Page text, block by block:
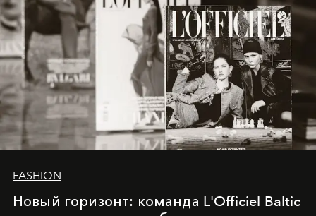
FASHION
Новый горизонт: команда L'Officiel Baltic